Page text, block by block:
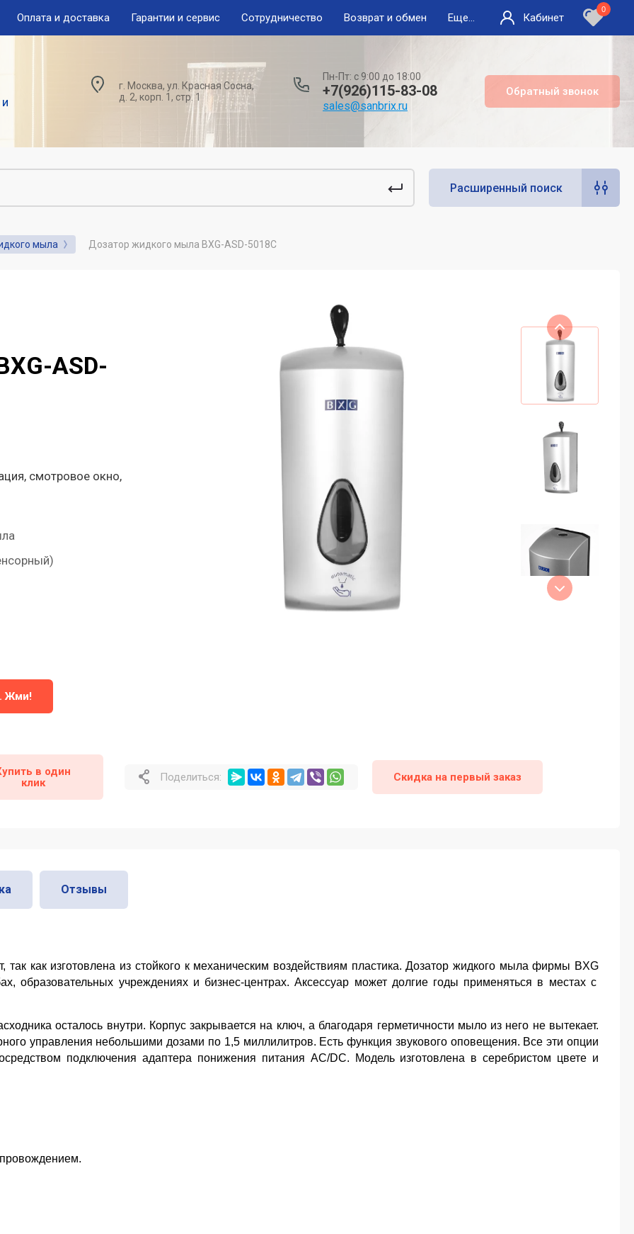
Оплата и доставка Гарантии и сервис Сотрудничество Возврат и обмен Еще... Кабинет
0
г. Москва, ул. Красная Сосна,
д. 2, корп. 1, стр. 1
Пн-Пт: с 9:00 до 18:00
+7(926)115-83-08
sales@sanbrix.ru
Обратный звонок
Расширенный поиск
мыла Дозатор жидкого мыла BXG-ASD-5018C
ASD-
смотровое окно,
Жми!
в один
клик
Поделиться: Скидка на первый заказ
Отзывы
как изготовлена из стойкого к механическим воздействиям пластика. Дозатор жидкого мыла фирмы BXG
образовательных учреждениях и бизнес-центрах. Аксессуар может долгие годы применяться в местах с
осталось внутри. Корпус закрывается на ключ, а благодаря герметичности мыло из него не вытекает.
управления небольшими дозами по 1,5 миллилитров. Есть функция звукового оповещения. Все эти опции
подключения адаптера понижения питания AC/DC. Модель изготовлена в серебристом цвете и